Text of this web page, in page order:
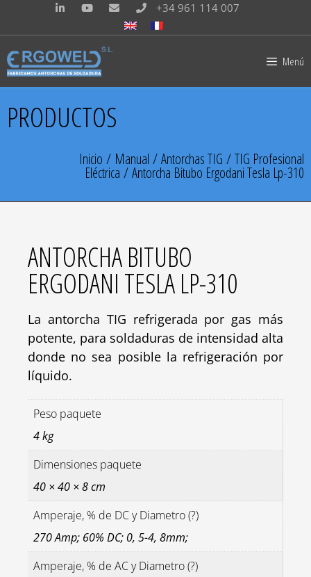
+34 961 114 007
Menú
PRODUCTOS
Inicio / Manual /Antorchas TIG /TIG Profesional
Eléctrica / Antorcha Bitubo Ergodani Tesla Lp-310
ANTORCHA BITUBO
ERGODANI TESLA LP-310
La antorcha TIG refrigerada por gas más
potente, para soldaduras de intensidad alta
donde no sea posible la refrigeración por
líquido.
Peso paquete
4 kg
Dimensiones paquete
40 × 40 × 8 cm
Amperaje, % de DC y Diametro (?)
270 Amp; 60% DC; 0, 5-4, 8mm;
Amperaje, % de AC y Diametro (?)